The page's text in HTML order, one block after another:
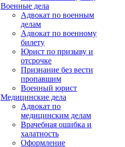
Военные дела
Адвокат по военным
делам
Адвокат по военному
билету
Юрист по призыву и
отсрочке
Признание без вести
пропавшим
Военный юрист
Медицинские дела
Адвокат по
медицинским делам
Врачебная ошибка и
халатность
Оформление